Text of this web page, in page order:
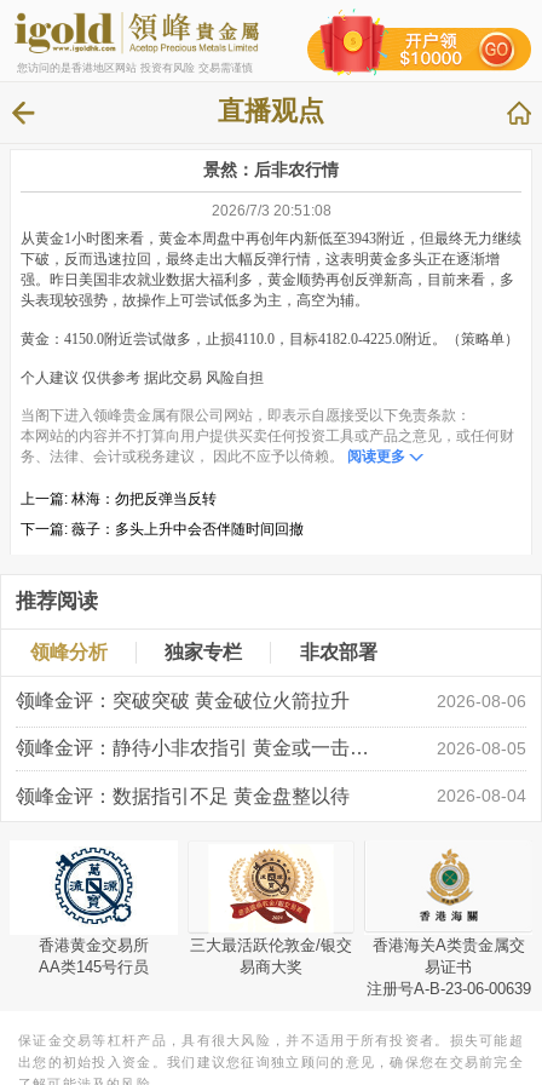
您访问的是香港地区网站 投资有风险 交易需谨慎
直播观点
景然：后非农行情
2026/7/3 20:51:08
从黄金1小时图来看，黄金本周盘中再创年内新低至3943附近，但最终无力继续
下破，反而迅速拉回，最终走出大幅反弹行情，这表明黄金多头正在逐渐增
强。昨日美国非农就业数据大福利多，黄金顺势再创反弹新高，目前来看，多
头表现较强势，故操作上可尝试低多为主，高空为辅。
黄金：4150.0附近尝试做多，止损4110.0，目标4182.0-4225.0附近。（策略单）
个人建议 仅供参考 据此交易 风险自担
当阁下进入领峰贵金属有限公司网站，即表示自愿接受以下免责条款：
本网站的内容并不打算向用户提供买卖任何投资工具或产品之意见，或任何财
务、法律、会计或税务建议， 因此不应予以倚赖。
阅读更多
上一篇: 林海：勿把反弹当反转
下一篇: 薇子：多头上升中会否伴随时间回撤
推荐阅读
领峰分析 独家专栏 非农部署
领峰金评：突破突破 黄金破位火箭拉升 2026-08-06
领峰金评：静待小非农指引 黄金或一击破局 2026-08-05
领峰金评：数据指引不足 黄金盘整以待 2026-08-04
香港黄金交易所
AA类145号行员
三大最活跃伦敦金/银交
易商大奖
香港海关A类贵金属交
易证书
注册号A-B-23-06-00639
保证金交易等杠杆产品，具有很大风险，并不适用于所有投资者。损失可能超
出您的初始投入资金。我们建议您征询独立顾问的意见，确保您在交易前完全